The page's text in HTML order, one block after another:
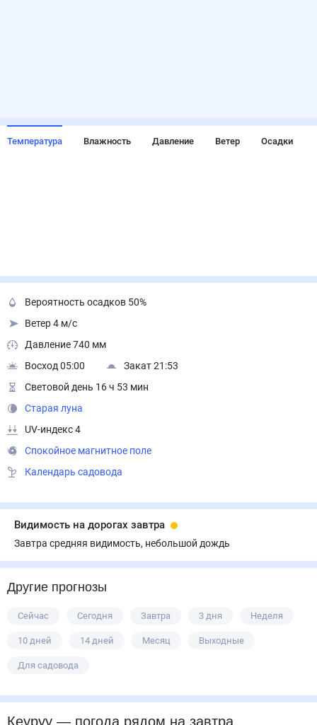
Температура Влажность Давление Ветер Осадки
Вероятность осадков 50%
Ветер 4 м/с
Давление 740 мм
Восход 05:00
Закат 21:53
Световой день 16 ч 53 мин
Старая луна
UV-индекс 4
Спокойное магнитное поле
Календарь садовода
Видимость на дорогах завтра
Завтра средняя видимость, небольшой дождь
Другие прогнозы
Сейчас Сегодня Завтра 3 дня Неделя
10 дней 14 дней Месяц Выходные
Для садовода
Кеуруу — погода рядом на завтра